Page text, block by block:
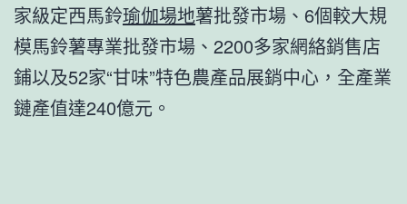
家級定西馬鈴瑜伽場地薯批發市場、6個較大規
模馬鈴薯專業批發市場、2200多家網絡銷售店
鋪以及52家“甘味”特色農產品展銷中心，全產業
鏈產值達240億元。